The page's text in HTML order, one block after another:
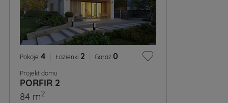
Pokoje 4 Łazienki 2 Garaż 0
Projekt domu
PORFIR 2
84 m2